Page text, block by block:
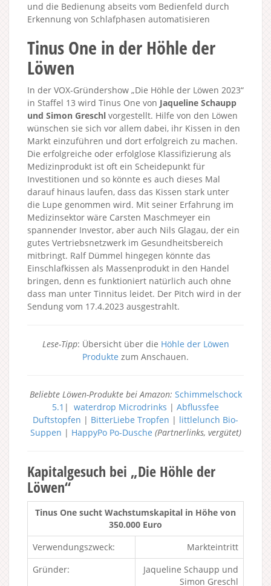
und die Bedienung abseits vom Bedienfeld durch
Erkennung von Schlafphasen automatisieren
Tinus One in der Höhle der
Löwen
In der VOX-Gründershow „Die Höhle der Löwen 2023“
in Staffel 13 wird Tinus One von Jaqueline Schaupp
und Simon Greschl vorgestellt. Hilfe von den Löwen
wünschen sie sich vor allem dabei, ihr Kissen in den
Markt einzuführen und dort erfolgreich zu machen.
Die erfolgreiche oder erfolglose Klassifizierung als
Medizinprodukt ist oft ein Scheidepunkt für
Investitionen und so könnte es auch dieses Mal
darauf hinaus laufen, dass das Kissen stark unter
die Lupe genommen wird. Mit seiner Erfahrung im
Medizinsektor wäre Carsten Maschmeyer ein
spannender Investor, aber auch Nils Glagau, der ein
gutes Vertriebsnetzwerk im Gesundheitsbereich
mitbringt. Ralf Dümmel hingegen könnte das
Einschlafkissen als Massenprodukt in den Handel
bringen, denn es funktioniert natürlich auch ohne
dass man unter Tinnitus leidet. Der Pitch wird in der
Sendung vom 17.4.2023 ausgestrahlt.
Lese-Tipp: Übersicht über die Höhle der Löwen
Produkte zum Anschauen.
Beliebte Löwen-Produkte bei Amazon: Schimmelschock
5.1 | waterdrop Microdrinks | Abflussfee
Duftstopfen | BitterLiebe Tropfen | littlelunch Bio-
Suppen | HappyPo Po-Dusche (Partnerlinks, vergütet)
Kapitalgesuch bei „Die Höhle der
Löwen“
Tinus One sucht Wachstumskapital in Höhe von
350.000 Euro
Verwendungszweck:
Markteintritt
Gründer:
Jaqueline Schaupp und
Simon Greschl